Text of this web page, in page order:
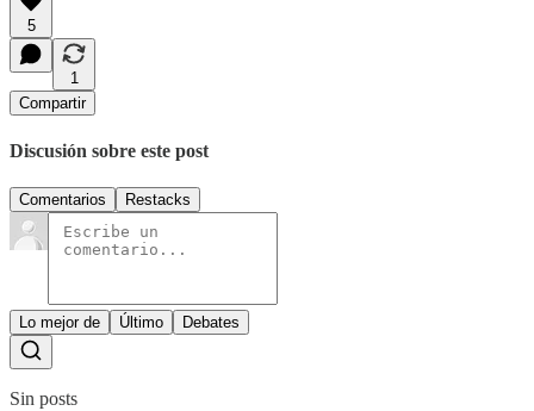
5
1
Compartir
Discusión sobre este post
Comentarios Restacks
Lo mejor de Último Debates
Sin posts